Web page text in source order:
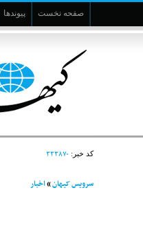
صفحه نخست پیوندها
کد خبر: ۳۳۳۸۷۰
سرویس کیهان»اخبار